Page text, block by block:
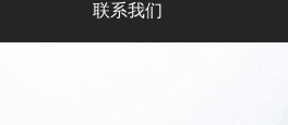
联系我们